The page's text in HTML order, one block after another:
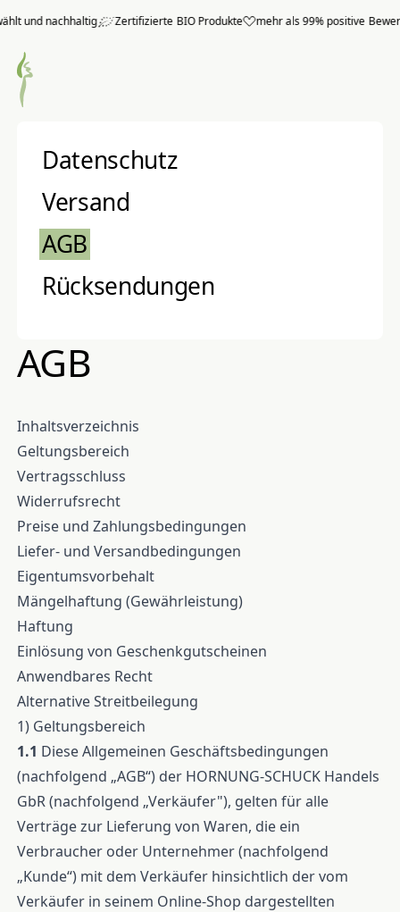
Zertifizierte BIO Produkte mehr als 99% positive Bewertungen
Datenschutz
Versand
AGB
Rücksendungen
AGB
Inhaltsverzeichnis
Geltungsbereich
Vertragsschluss
Widerrufsrecht
Preise und Zahlungsbedingungen
Liefer- und Versandbedingungen
Eigentumsvorbehalt
Mängelhaftung (Gewährleistung)
Haftung
Einlösung von Geschenkgutscheinen
Anwendbares Recht
Alternative Streitbeilegung
1) Geltungsbereich
1.1 Diese Allgemeinen Geschäftsbedingungen
(nachfolgend „AGB“) der HORNUNG-SCHUCK Handels
GbR (nachfolgend „Verkäufer"), gelten für alle
Verträge zur Lieferung von Waren, die ein
Verbraucher oder Unternehmer (nachfolgend
„Kunde“) mit dem Verkäufer hinsichtlich der vom
Verkäufer in seinem Online-Shop dargestellten